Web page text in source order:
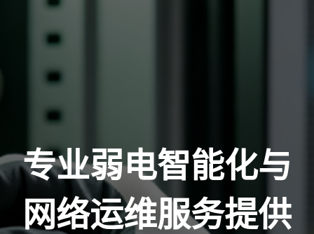
专业弱电智能化与
网络运维服务提供